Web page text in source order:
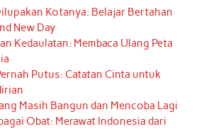
Kotanya: Belajar Bertahan
New Day
Kedaulatan: Membaca Ulang Peta
Putus: Catatan Cinta untuk
Masih Bangun dan Mencoba Lagi
Obat: Merawat Indonesia dari